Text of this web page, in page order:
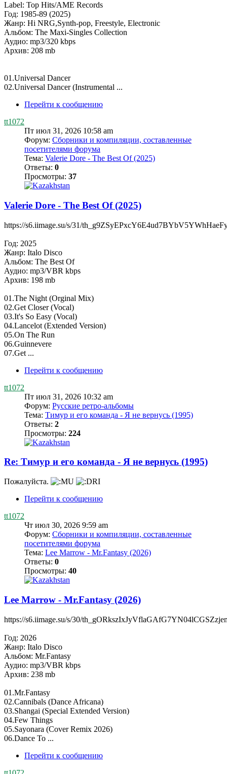
Label: Top Hits/AME Records
Год: 1985-89 (2025)
Жанр: Hi NRG,Synth-pop, Freestyle, Electronic
Альбом: The Maxi-Singles Collection
Аудио: mp3/320 kbps
Архив: 208 mb
01.Universal Dancer
02.Universal Dancer (Instrumental ...
Перейти к сообщению
tt1072
Пт июл 31, 2026 10:58 am
Форум: Сборники и компиляции, составленные
посетителями форума
Тема: Valerie Dore - The Best Of (2025)
Ответы: 0
Просмотры: 37
Valerie Dore - The Best Of (2025)
https://s6.iimage.su/s/31/
Год: 2025
Жанр: Italo Disco
Альбом: The Best Of
Аудио: mp3/VBR kbps
Архив: 198 mb
01.The Night (Orginal Mix)
02.Get Closer (Vocal)
03.It's So Easy (Vocal)
04.Lancelot (Extended Version)
05.On The Run
06.Guinnevere
07.Get ...
Перейти к сообщению
tt1072
Пт июл 31, 2026 10:32 am
Форум: Русские ретро-альбомы
Тема: Тимур и его команда - Я не вернусь (1995)
Ответы: 2
Просмотры: 224
Re: Тимур и его команда - Я не вернусь (1995)
Пожалуйста.
Перейти к сообщению
tt1072
Чт июл 30, 2026 9:59 am
Форум: Сборники и компиляции, составленные
посетителями форума
Тема: Lee Marrow - Mr.Fantasy (2026)
Ответы: 0
Просмотры: 40
Lee Marrow - Mr.Fantasy (2026)
https://s6.iimage.su/s/30/
Год: 2026
Жанр: Italo Disco
Альбом: Mr.Fantasy
Аудио: mp3/VBR kbps
Архив: 238 mb
01.Mr.Fantasy
02.Cannibals (Dance Africana)
03.Shangai (Special Extended Version)
04.Few Things
05.Sayonara (Cover Remix 2026)
06.Dance To ...
Перейти к сообщению